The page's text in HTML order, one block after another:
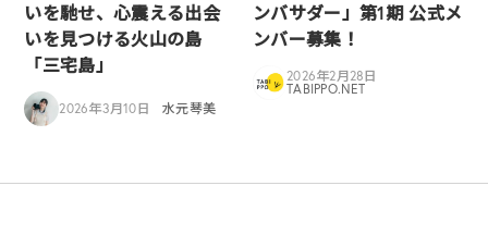
いを馳せ、心震える出会
いを見つける火山の島
「三宅島」
2026年3月10日 水元琴美
ンバサダー」第1期 公式メ
ンバー募集！
2026年2月28日
TABIPPO.NET